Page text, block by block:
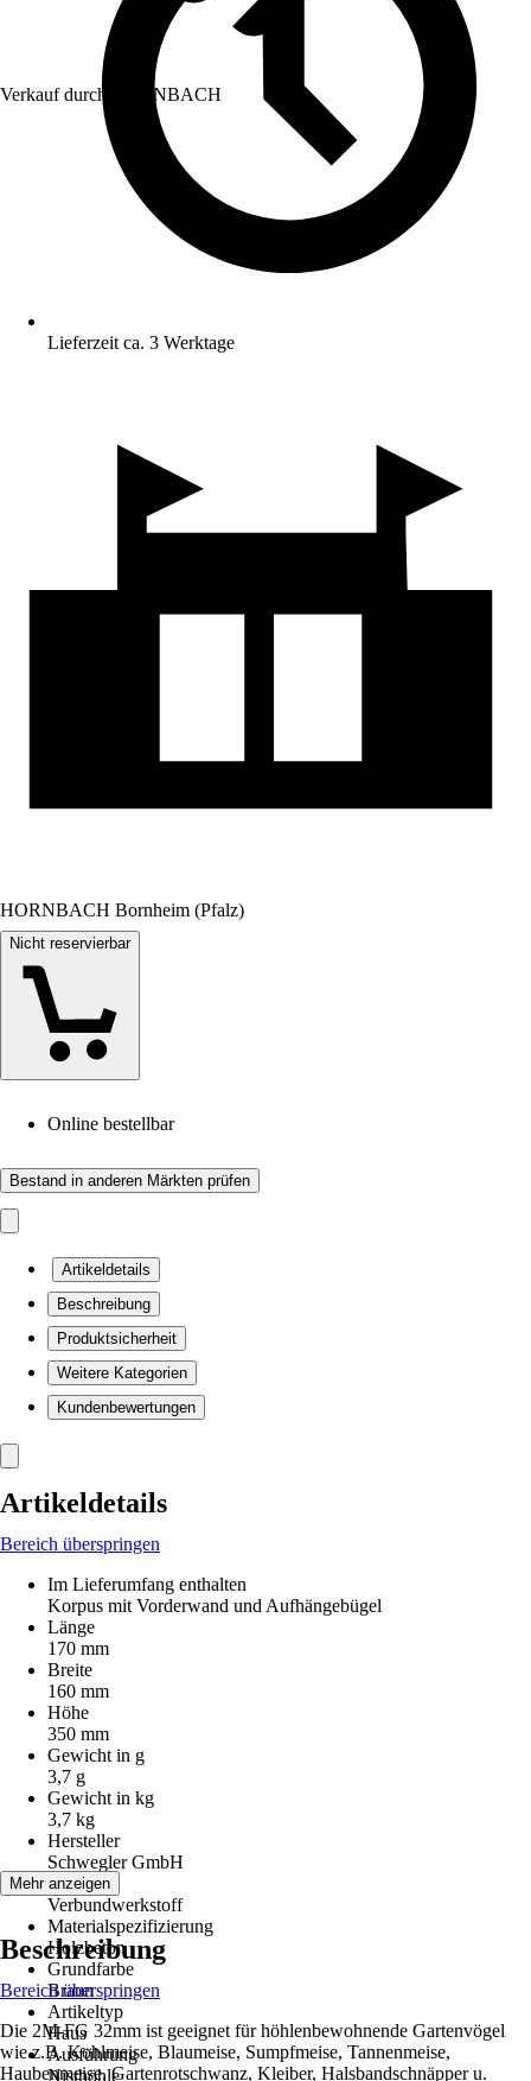
Verkauf durch: HORNBACH
Lieferzeit ca. 3 Werktage
HORNBACH Bornheim (Pfalz)
Nicht reservierbar
Online bestellbar
Bestand in anderen Märkten prüfen
Artikeldetails
Beschreibung
Produktsicherheit
Weitere Kategorien
Kundenbewertungen
Artikeldetails
Bereich überspringen
Im Lieferumfang enthalten
Korpus mit Vorderwand und Aufhängebügel
Länge
170 mm
Breite
160 mm
Höhe
350 mm
Gewicht in g
3,7 g
Gewicht in kg
3,7 kg
Hersteller
Schwegler GmbH
Material
Verbundwerkstoff
Materialspezifizierung
Holzbeton
Grundfarbe
Braun
Artikeltyp
Haus
Ausführung
Nisthöhle
Mehr anzeigen
Beschreibung
Bereich überspringen
Die 2M-FG 32mm ist geeignet für höhlenbewohnende Gartenvögel
wie z.B. Kohlmeise, Blaumeise, Sumpfmeise, Tannenmeise,
Haubenmeise, Gartenrotschwanz, Kleiber, Halsbandschnäpper u.